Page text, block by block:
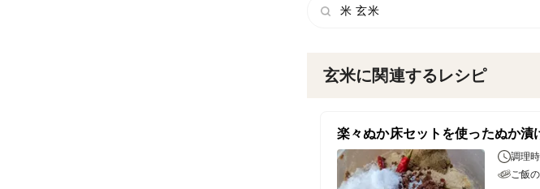
米 玄米
玄米に関連するレシピ
楽々ぬか床セットを使ったぬか漬
調理
ご飯